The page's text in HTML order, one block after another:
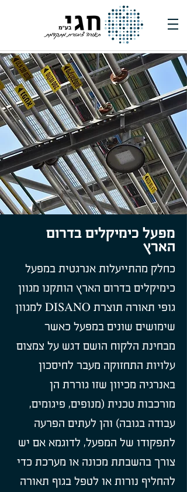
מפעל כימיקלים בדרום
הארץ
כחלק מהתייעלות אנרגטית במפעל
כימיקלים בדרום הארץ הותקנו מגוון
גופי תאורה תוצרת DISANO למגוון
שימושים שונים במפעל כאשר
מבחינת הלקוח הושם דגש על צמצום
עלויות התחזוקה מעבר לחיסכון
באנרגיה מכיוון שזו גוררת הן
מורכבות טכנית (מנופים, פיגומים,
עבודה בגובה) והן לעתים הפרעה
לתפקודו של המפעל, לדוגמא אם יש
צורך בהשבתת מכונה או מערכת כדי
להחליף נורות או לטפל בגוף תאורה